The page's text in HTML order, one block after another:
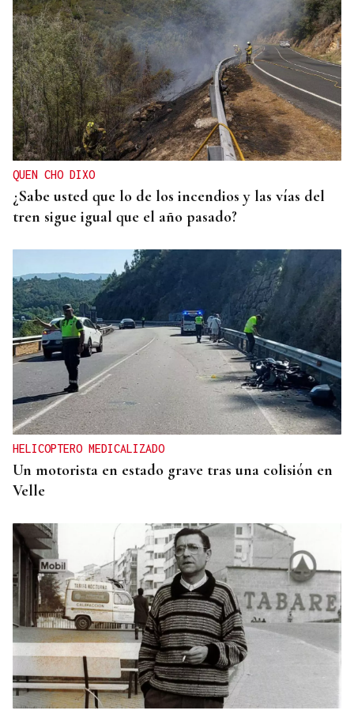
QUEN CHO DIXO
¿Sabe usted que lo de los incendios y las vías del
tren sigue igual que el año pasado?
HELICOPTERO MEDICALIZADO
Un motorista en estado grave tras una colisión en
Velle